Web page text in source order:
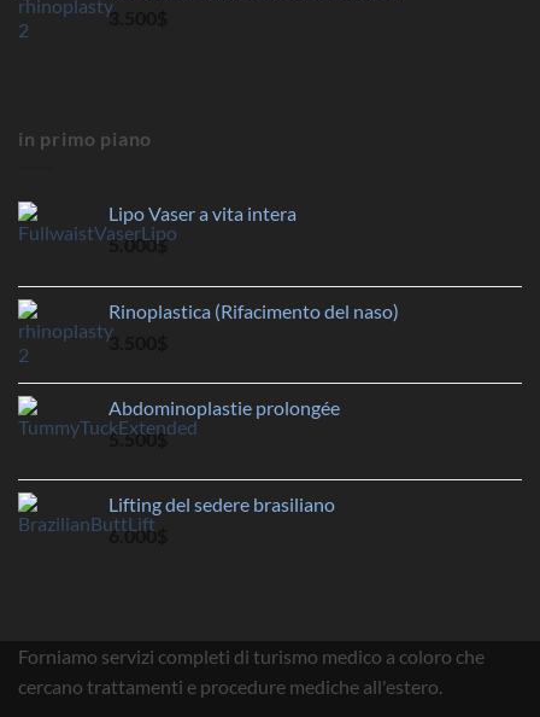
3.500
in primo piano
Lipo Vaser a vita intera
5.000$
Rinoplastica (Rifacimento del naso)
3.500
Abdominoplastie prolongée
5.500$
Lifting del sedere brasiliano
6.000
Forniamo servizi completi di turismo medico a coloro che
cercano trattamenti e procedure mediche all'estero.